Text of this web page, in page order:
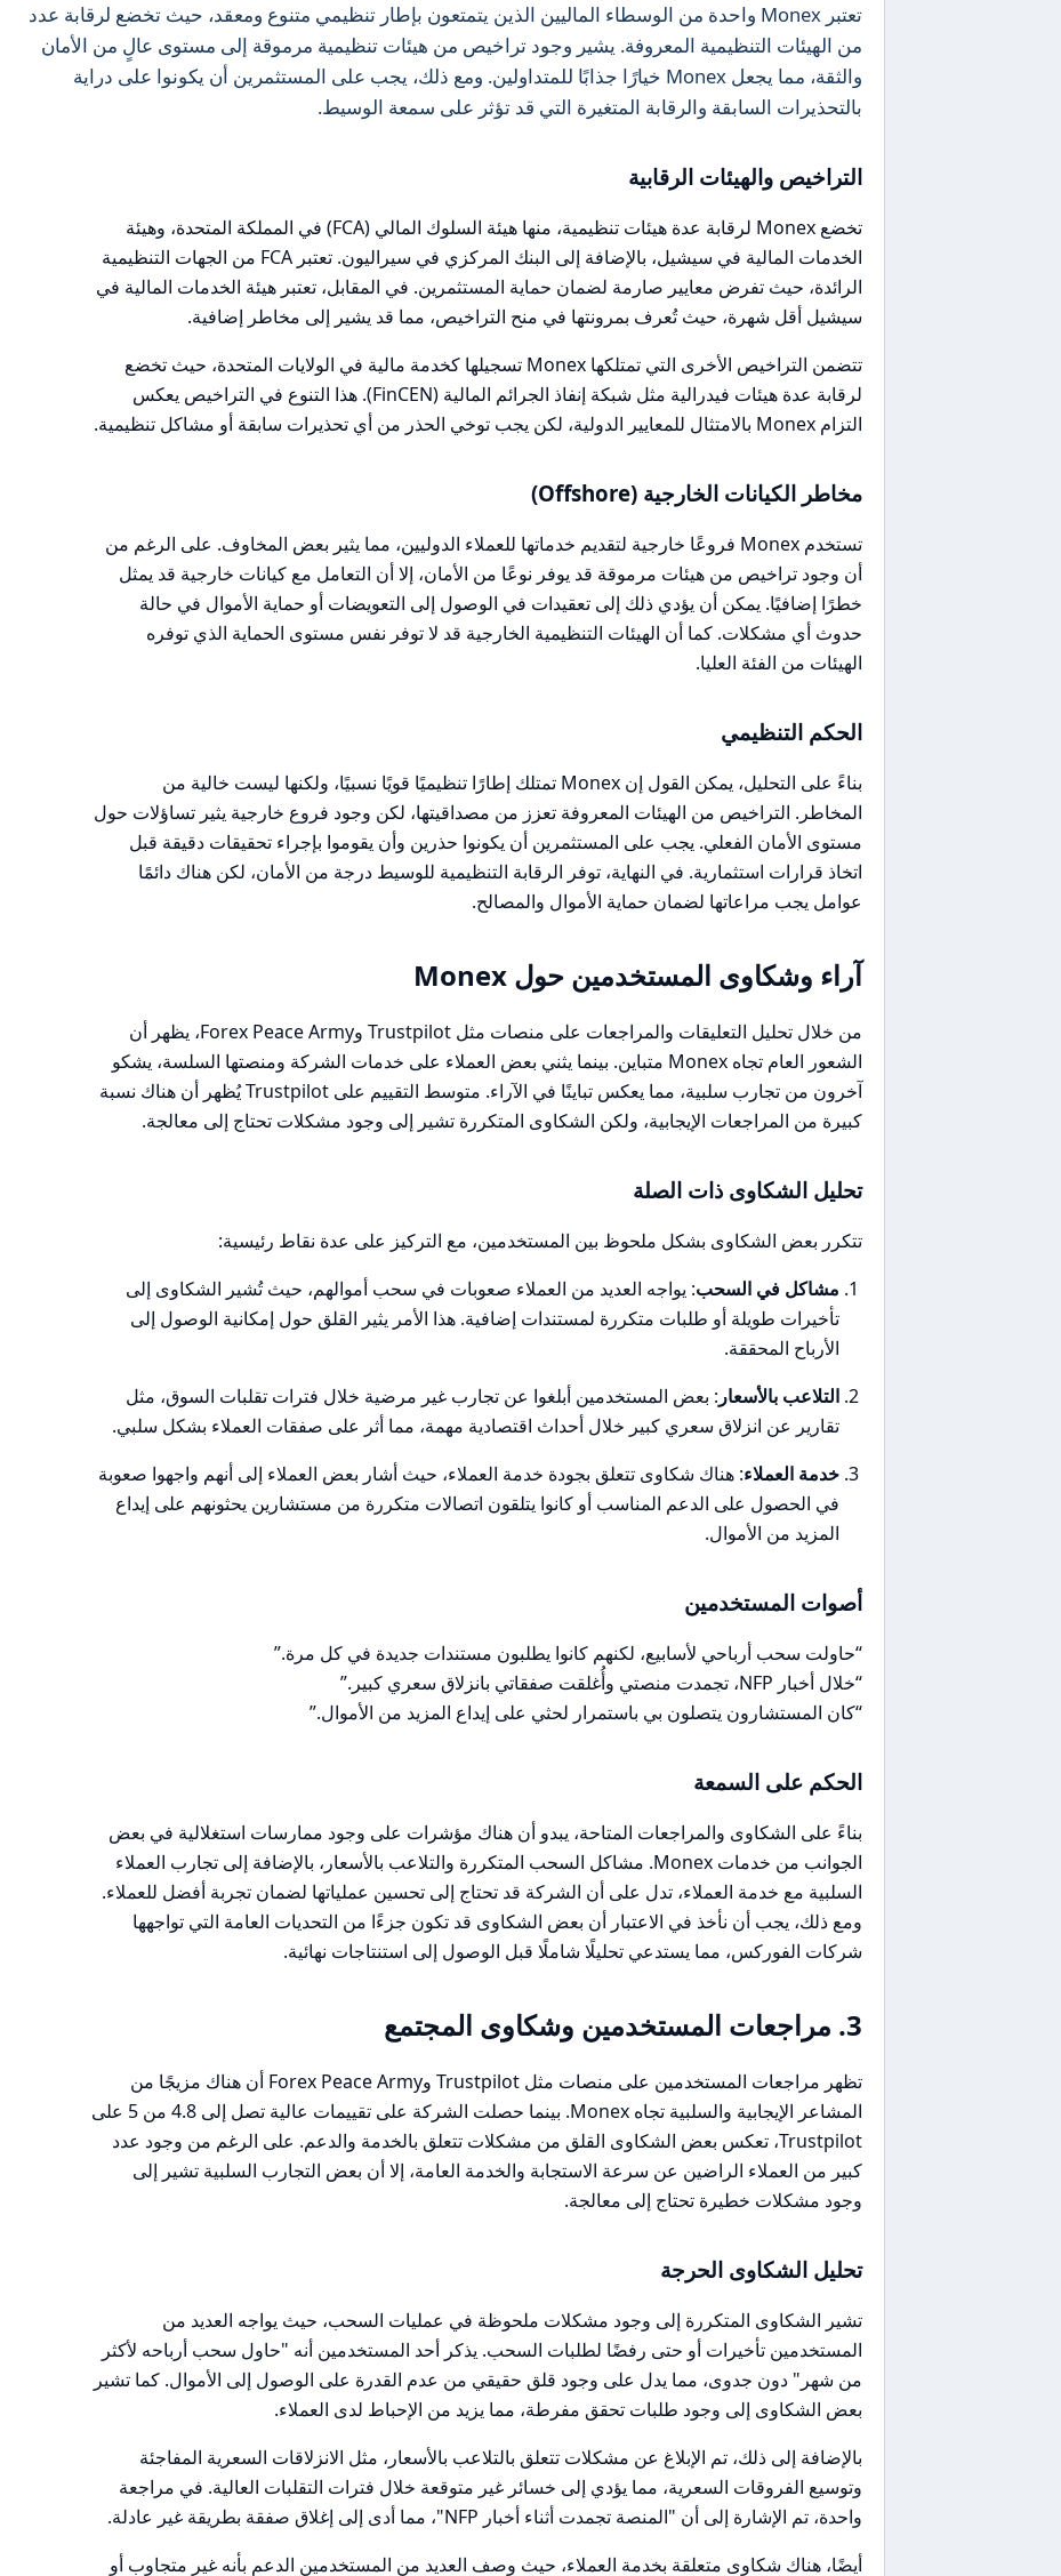
تعتبر Monex واحدة من الوسطاء الماليين الذين يتمتعون بإطار تنظيمي متنوع ومعقد، حيث تخضع لرقابة عدد
من الهيئات التنظيمية المعروفة. يشير وجود تراخيص من هيئات تنظيمية مرموقة إلى مستوى عالٍ من الأمان
والثقة، مما يجعل Monex خيارًا جذابًا للمتداولين. ومع ذلك، يجب على المستثمرين أن يكونوا على دراية
بالتحذيرات السابقة والرقابة المتغيرة التي قد تؤثر على سمعة الوسيط.
التراخيص والهيئات الرقابية
تخضع Monex لرقابة عدة هيئات تنظيمية، منها هيئة السلوك المالي (FCA) في المملكة المتحدة، وهيئة
الخدمات المالية في سيشيل، بالإضافة إلى البنك المركزي في سيراليون. تعتبر FCA من الجهات التنظيمية
الرائدة، حيث تفرض معايير صارمة لضمان حماية المستثمرين. في المقابل، تعتبر هيئة الخدمات المالية في
سيشيل أقل شهرة، حيث تُعرف بمرونتها في منح التراخيص، مما قد يشير إلى مخاطر إضافية.
تتضمن التراخيص الأخرى التي تمتلكها Monex تسجيلها كخدمة مالية في الولايات المتحدة، حيث تخضع
لرقابة عدة هيئات فيدرالية مثل شبكة إنفاذ الجرائم المالية (FinCEN). هذا التنوع في التراخيص يعكس
التزام Monex بالامتثال للمعايير الدولية، لكن يجب توخي الحذر من أي تحذيرات سابقة أو مشاكل تنظيمية.
مخاطر الكيانات الخارجية (Offshore)
تستخدم Monex فروعًا خارجية لتقديم خدماتها للعملاء الدوليين، مما يثير بعض المخاوف. على الرغم من
أن وجود تراخيص من هيئات مرموقة قد يوفر نوعًا من الأمان، إلا أن التعامل مع كيانات خارجية قد يمثل
خطرًا إضافيًا. يمكن أن يؤدي ذلك إلى تعقيدات في الوصول إلى التعويضات أو حماية الأموال في حالة
حدوث أي مشكلات. كما أن الهيئات التنظيمية الخارجية قد لا توفر نفس مستوى الحماية الذي توفره
الهيئات من الفئة العليا.
الحكم التنظيمي
بناءً على التحليل، يمكن القول إن Monex تمتلك إطارًا تنظيميًا قويًا نسبيًا، ولكنها ليست خالية من
المخاطر. التراخيص من الهيئات المعروفة تعزز من مصداقيتها، لكن وجود فروع خارجية يثير تساؤلات حول
مستوى الأمان الفعلي. يجب على المستثمرين أن يكونوا حذرين وأن يقوموا بإجراء تحقيقات دقيقة قبل
اتخاذ قرارات استثمارية. في النهاية، توفر الرقابة التنظيمية للوسيط درجة من الأمان، لكن هناك دائمًا
عوامل يجب مراعاتها لضمان حماية الأموال والمصالح.
آراء وشكاوى المستخدمين حول Monex
من خلال تحليل التعليقات والمراجعات على منصات مثل Trustpilot وForex Peace Army، يظهر أن
الشعور العام تجاه Monex متباين. بينما يثني بعض العملاء على خدمات الشركة ومنصتها السلسة، يشكو
آخرون من تجارب سلبية، مما يعكس تباينًا في الآراء. متوسط التقييم على Trustpilot يُظهر أن هناك نسبة
كبيرة من المراجعات الإيجابية، ولكن الشكاوى المتكررة تشير إلى وجود مشكلات تحتاج إلى معالجة.
تحليل الشكاوى ذات الصلة
تتكرر بعض الشكاوى بشكل ملحوظ بين المستخدمين، مع التركيز على عدة نقاط رئيسية:
مشاكل في السحب: يواجه العديد من العملاء صعوبات في سحب أموالهم، حيث تُشير الشكاوى إلى
تأخيرات طويلة أو طلبات متكررة لمستندات إضافية. هذا الأمر يثير القلق حول إمكانية الوصول إلى
الأرباح المحققة.
التلاعب بالأسعار : بعض المستخدمين أبلغوا عن تجارب غير مرضية خلال فترات تقلبات السوق، مثل
تقارير عن انزلاق سعري كبير خلال أحداث اقتصادية مهمة، مما أثر على صفقات العملاء بشكل سلبي.
خدمة العملاء: هناك شكاوى تتعلق بجودة خدمة العملاء، حيث أشار بعض العملاء إلى أنهم واجهوا صعوبة
في الحصول على الدعم المناسب أو كانوا يتلقون اتصالات متكررة من مستشارين يحثونهم على إيداع
المزيد من الأموال.
أصوات المستخدمين
“حاولت سحب أرباحي لأسابيع، لكنهم كانوا يطلبون مستندات جديدة في كل مرة.”
“خلال أخبار NFP، تجمدت منصتي وأُغلقت صفقاتي بانزلاق سعري كبير.”
“كان المستشارون يتصلون بي باستمرار لحثي على إيداع المزيد من الأموال.”
الحكم على السمعة
بناءً على الشكاوى والمراجعات المتاحة، يبدو أن هناك مؤشرات على وجود ممارسات استغلالية في بعض
الجوانب من خدمات Monex. مشاكل السحب المتكررة والتلاعب بالأسعار، بالإضافة إلى تجارب العملاء
السلبية مع خدمة العملاء، تدل على أن الشركة قد تحتاج إلى تحسين عملياتها لضمان تجربة أفضل للعملاء.
ومع ذلك، يجب أن نأخذ في الاعتبار أن بعض الشكاوى قد تكون جزءًا من التحديات العامة التي تواجهها
شركات الفوركس، مما يستدعي تحليلًا شاملًا قبل الوصول إلى استنتاجات نهائية.
3. مراجعات المستخدمين وشكاوى المجتمع
تظهر مراجعات المستخدمين على منصات مثل Trustpilot وForex Peace Army أن هناك مزيجًا من
المشاعر الإيجابية والسلبية تجاه Monex. بينما حصلت الشركة على تقييمات عالية تصل إلى 4.8 من 5 على
Trustpilot، تعكس بعض الشكاوى القلق من مشكلات تتعلق بالخدمة والدعم. على الرغم من وجود عدد
كبير من العملاء الراضين عن سرعة الاستجابة والخدمة العامة، إلا أن بعض التجارب السلبية تشير إلى
وجود مشكلات خطيرة تحتاج إلى معالجة.
تحليل الشكاوى الحرجة
تشير الشكاوى المتكررة إلى وجود مشكلات ملحوظة في عمليات السحب، حيث يواجه العديد من
المستخدمين تأخيرات أو حتى رفضًا لطلبات السحب. يذكر أحد المستخدمين أنه "حاول سحب أرباحه لأكثر
من شهر" دون جدوى، مما يدل على وجود قلق حقيقي من عدم القدرة على الوصول إلى الأموال. كما تشير
بعض الشكاوى إلى وجود طلبات تحقق مفرطة، مما يزيد من الإحباط لدى العملاء.
بالإضافة إلى ذلك، تم الإبلاغ عن مشكلات تتعلق بالتلاعب بالأسعار، مثل الانزلاقات السعرية المفاجئة
وتوسيع الفروقات السعرية، مما يؤدي إلى خسائر غير متوقعة خلال فترات التقلبات العالية. في مراجعة
واحدة، تم الإشارة إلى أن "المنصة تجمدت أثناء أخبار NFP"، مما أدى إلى إغلاق صفقة بطريقة غير عادلة.
أيضًا، هناك شكاوى متعلقة بخدمة العملاء، حيث وصف العديد من المستخدمين الدعم بأنه غير متجاوب أو